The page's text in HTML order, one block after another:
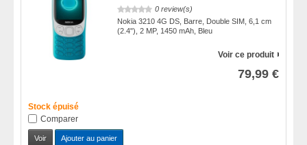
0 review(s)
Nokia 3210 4G DS, Barre, Double SIM, 6,1 cm
(2.4"), 2 MP, 1450 mAh, Bleu
Voir ce produit
79,99 €
Stock épuisé
Comparer
Voir Ajouter au panier